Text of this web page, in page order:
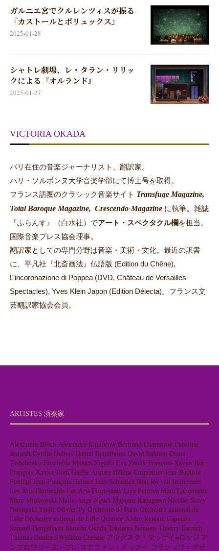
ガルニエ宮でクルレンツィスが振る
『カストールとポリュックス』
2025-01-28
シャトレ劇場、レ・タラン・リリッ
クによる『オルランド』
2025-01-27
VICTORIA OKADA
パリ在住の音楽ジャーナリスト、翻訳家。
パリ・ソルボンヌ大学音楽学部にて博士号を取得。
フランス語圏のクラシック音楽サイト Transfuge Magazine,
Total Baroque Magazine, Crescendo-Magazine に執筆。 雑誌
『ふらんす』（白水社）でアート・スペクタクル欄を担当。
国際音楽プレス協会理事。
翻訳家としての専門分野は音楽・美術・文化。最近の訳書
に、平凡社『北斎画法』仏語版 (Edition du Chêne),
L’incoronazione di Poppea (DVD, Château de Versailles
Spectacles), Yves Klein Japon (Edition Délecta)。フランス文
芸翻訳家協会会員。
ARTISTES 演奏家
Alexandre Bloch Alexandre Kantorow Bertrand Chamayou Caroline
Jestaedt Cyrille Dubois Daniel Barenboim David Salmon Diana
Tishchenko Ensemble Musica Nigella Eva Zaïcik François-Xavier Roth
François-Xavier Roth Gaëlle Arquez Hélène Carpentier Jean-Baptiste
Fonlupt Jean-François Heisser Jean-Sébastien Bou Jos van Immerseel
Les Arts Florissants Les Arts Florissants Liya Petrova Marc Labonnette
Marc Minkowski Marie-Ange Nguci Mayumi Kanagawa Nicolas Stavy
Nobuyuki Tsujii Olivier Py Orchestre de Paris Orchestre national de
Lille Orchestre national de Lille Quatuor Ardeo Renaud Capuçon
Samuel Hengebaert Shuichi Okada Takénori Némoto Thierry Escaich
Thomas Dunford William Christie アウグスタ・マッケイ=ロッジ ア
ンブロワジーヌ・ブレ ステファン・ドゥグー フランソワ＝グザ